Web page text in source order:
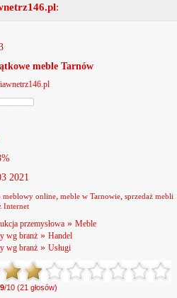
:
meble Tarnów
2021
meblowy online, meble w Tarnowie, sprzedaż mebli
Internet
przemysłowa » Meble
wg branż » Handel
wg branż » Usługi
/10 (21 głosów)